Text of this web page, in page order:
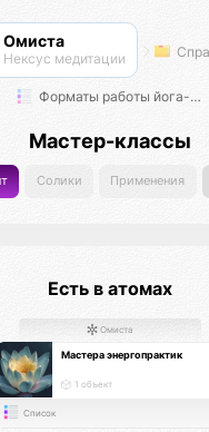
Омиста
Нексус медитации
Форматы работы йога-мастеров
Мастер-классы
Солики Применения
Есть в атомах
Омиста
Мастера энергопрактик
1 объект
Список